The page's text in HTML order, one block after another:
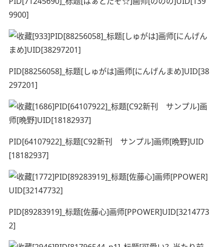
9900]
PID[88256058]_标题[しゅがは]画师[にんげんまめ]UID[38
297201]
PID[64107922]_标题[C92新刊 サンプル]画师[晩野]UID
[18182937]
PID[89283919]_标题[佐藤心]画师[PPOWER]UID[3214773
2]